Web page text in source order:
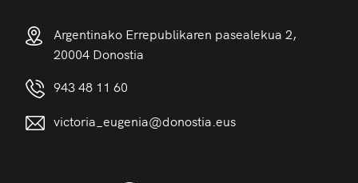
Argentinako Errepublikaren pasealekua 2,
20004 Donostia
943 48 11 60
victoria_eugenia@donostia.eus